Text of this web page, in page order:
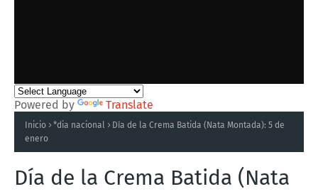
Powered by Translate
Inicio *dia nacional
Día de la Crema Batida (Nata Montada): 5 de
enero
Día de la Crema Batida (Nata